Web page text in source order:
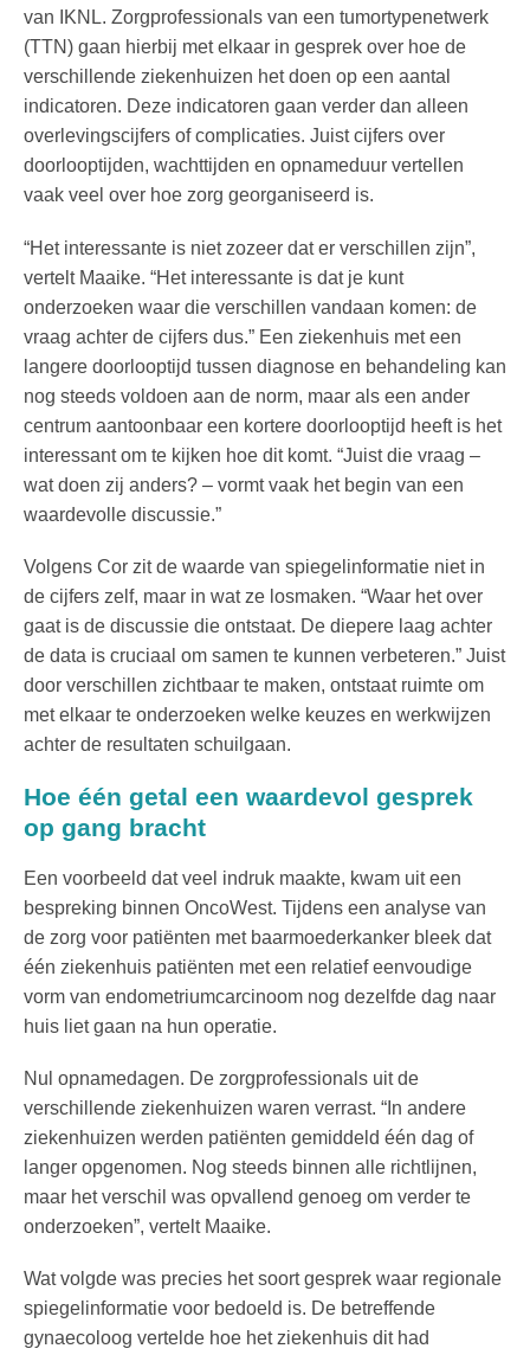
van IKNL. Zorgprofessionals van een tumortypenetwerk
(TTN) gaan hierbij met elkaar in gesprek over hoe de
verschillende ziekenhuizen het doen op een aantal
indicatoren. Deze indicatoren gaan verder dan alleen
overlevingscijfers of complicaties. Juist cijfers over
doorlooptijden, wachttijden en opnameduur vertellen
vaak veel over hoe zorg georganiseerd is.
“Het interessante is niet zozeer dat er verschillen zijn”,
vertelt Maaike. “Het interessante is dat je kunt
onderzoeken waar die verschillen vandaan komen: de
vraag achter de cijfers dus.” Een ziekenhuis met een
langere doorlooptijd tussen diagnose en behandeling kan
nog steeds voldoen aan de norm, maar als een ander
centrum aantoonbaar een kortere doorlooptijd heeft is het
interessant om te kijken hoe dit komt. “Juist die vraag –
wat doen zij anders? – vormt vaak het begin van een
waardevolle discussie.”
Volgens Cor zit de waarde van spiegelinformatie niet in
de cijfers zelf, maar in wat ze losmaken. “Waar het over
gaat is de discussie die ontstaat. De diepere laag achter
de data is cruciaal om samen te kunnen verbeteren.” Juist
door verschillen zichtbaar te maken, ontstaat ruimte om
met elkaar te onderzoeken welke keuzes en werkwijzen
achter de resultaten schuilgaan.
Hoe één getal een waardevol gesprek
op gang bracht
Een voorbeeld dat veel indruk maakte, kwam uit een
bespreking binnen OncoWest. Tijdens een analyse van
de zorg voor patiënten met baarmoederkanker bleek dat
één ziekenhuis patiënten met een relatief eenvoudige
vorm van endometriumcarcinoom nog dezelfde dag naar
huis liet gaan na hun operatie.
Nul opnamedagen. De zorgprofessionals uit de
verschillende ziekenhuizen waren verrast. “In andere
ziekenhuizen werden patiënten gemiddeld één dag of
langer opgenomen. Nog steeds binnen alle richtlijnen,
maar het verschil was opvallend genoeg om verder te
onderzoeken”, vertelt Maaike.
Wat volgde was precies het soort gesprek waar regionale
spiegelinformatie voor bedoeld is. De betreffende
gynaecoloog vertelde hoe het ziekenhuis dit had